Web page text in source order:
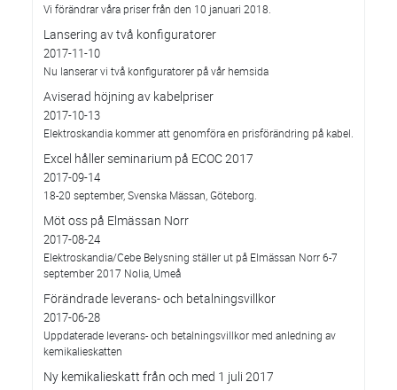
Vi förändrar våra priser från den 10 januari 2018.
Lansering av två konfiguratorer
2017-11-10
Nu lanserar vi två konfiguratorer på vår hemsida
Aviserad höjning av kabelpriser
2017-10-13
Elektroskandia kommer att genomföra en prisförändring på kabel.
Excel håller seminarium på ECOC 2017
2017-09-14
18-20 september, Svenska Mässan, Göteborg.
Möt oss på Elmässan Norr
2017-08-24
Elektroskandia/Cebe Belysning ställer ut på Elmässan Norr 6-7
september 2017 Nolia, Umeå
Förändrade leverans- och betalningsvillkor
2017-06-28
Uppdaterade leverans- och betalningsvillkor med anledning av
kemikalieskatten
Ny kemikalieskatt från och med 1 juli 2017